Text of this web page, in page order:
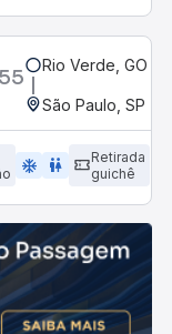
Rio Verde, GO -
São Paulo, SP -
ac_unit wc
Retirada
guichê